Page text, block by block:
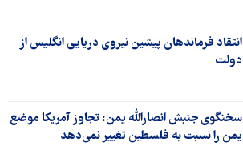
انتقاد فرماندهان پیشین نیروی دریایی انگلیس از
دولت
سخنگوی جنبش انصارالله یمن: تجاوز آمریکا موضع
یمن را نسبت به فلسطین تغییر نمی‌دهد